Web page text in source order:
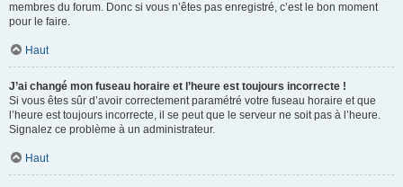
membres du forum. Donc si vous n’êtes pas enregistré, c’est le bon moment
pour le faire.
Haut
J’ai changé mon fuseau horaire et l’heure est toujours incorrecte !
Si vous êtes sûr d’avoir correctement paramétré votre fuseau horaire et que
l’heure est toujours incorrecte, il se peut que le serveur ne soit pas à l’heure.
Signalez ce problème à un administrateur.
Haut